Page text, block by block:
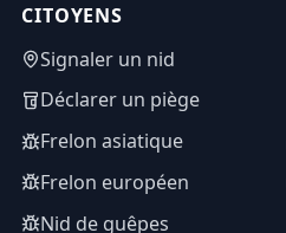
CITOYENS
Signaler un nid
Déclarer un piège
Frelon asiatique
Frelon européen
Nid de guêpes